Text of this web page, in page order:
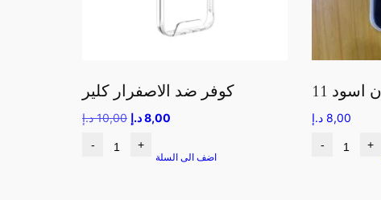
كوفر ضد الاصفرار كلير
10,00 د.إ 8,00د.إ
- +
اضف الى السلة
8,00 د.إ
- +